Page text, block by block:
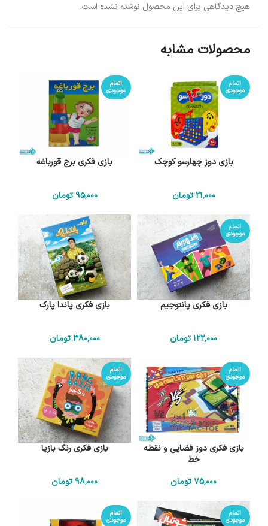
هیچ دیدگاهی برای این محصول نوشته نشده است.
محصولات مشابه
اتمام
موجودی
بازی دوز چهارسو کوچک
21٬000 تومان
اتمام
موجودی
بازی فکری برج قورباغه
95٬000 تومان
اتمام
موجودی
بازی فکری پانتوجیم
122٬000تومان
بازی فکری پاندا پارک
380٬000 تومان
اتمام
موجودی
بازی فکری دوز فضایی و نقطه
خط
75٬000تومان
اتمام
موجودی
بازی فکری رنگ بازیا
98٬000تومان
اتمام
موجودی
اتمام
موجودی